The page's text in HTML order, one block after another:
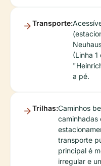
Transporte:
(Linha
a pé.
Trilhas:Caminhos
caminhadas
transporte
principal é
irregular e